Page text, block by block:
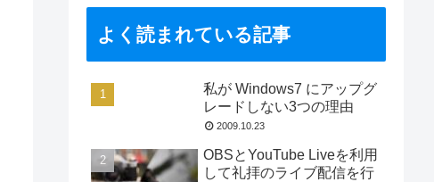
よく読まれている記事
私が Windows7 にアップグ
レードしない3つの理由
2009.10.23
OBSとYouTube Liveを利用
して礼拝のライブ配信を行